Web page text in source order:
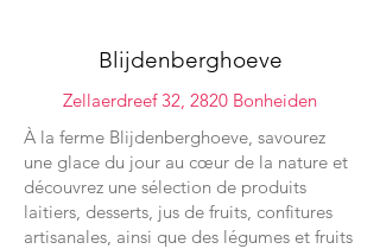
Blijdenberghoeve
Zellaerdreef 32, 2820 Bonheiden
À la ferme Blijdenberghoeve, savourez
une glace du jour au cœur de la nature et
découvrez une sélection de produits
laitiers, desserts, jus de fruits, confitures
artisanales, ainsi que des légumes et fruits